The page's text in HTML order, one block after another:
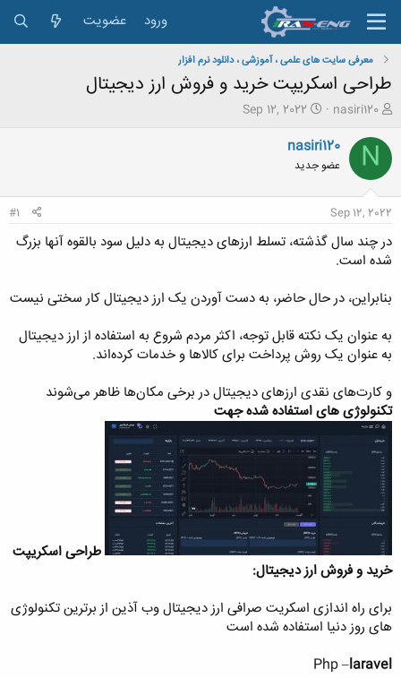
ورود عضویت
معرفی سایت های علمی ، آموزشی ، دانلود نرم افزار
طراحی اسکریپت خرید و فروش ارز دیجیتال
ش
و
ع
ک
ه
م
و
و
nasiri120
ت
ر
خ
ع
Sep 12, 2022
N
nasiri120
عضو جدید
Sep 12, 2022
#1
در چند سال گذشته، تسلط ارزهای دیجیتال به دلیل سود بالقوه آنها بزرگ
شده است.
بنابراین، در حال حاضر، به دست آوردن یک ارز دیجیتال کار سختی نیست
به عنوان یک نکته قابل توجه، اکثر مردم شروع به استفاده از ارز دیجیتال
به عنوان یک روش پرداخت برای کالاها و خدمات کرده‌اند.
و کارت‌های نقدی ارزهای دیجیتال در برخی مکان‌ها ظاهر می‌شوند
تکنولوژی های استفاده شده جهت
طراحی اسکریپت
خرید و فروش ارز دیجیتال:
برای راه اندازی اسکریت صرافی ارز دیجیتال وب آذین از برترین تکنولوژی
های روز دنیا استفاده شده است
Php –laravel